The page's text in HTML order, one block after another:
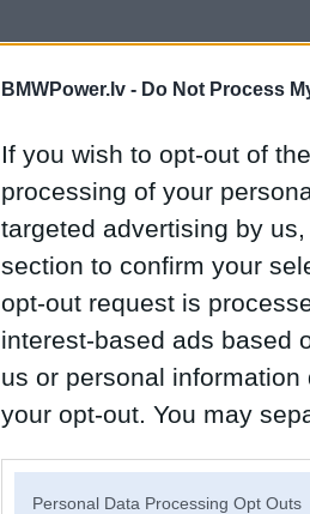
BMWPower.lv - Do Not Process
If you wish to opt-out of
processing of your
targeted advertising by
section to confirm your
opt-out request is
interest-based ads based
us or personal
your opt-out. You may
Personal Data Processing Opt Outs